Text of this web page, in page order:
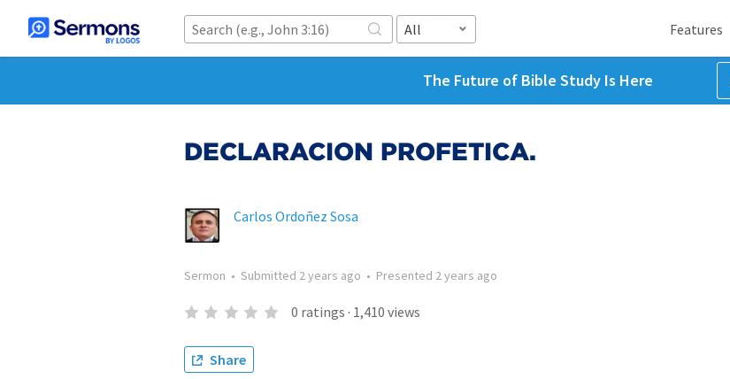
All Features
The Future of Bible Study Is Here
DECLARACION PROFETICA.
Carlos Ordoñez Sosa
Sermon • Submitted 2 years ago • Presented 2 years ago
0 ratings · 1,410 views
Share